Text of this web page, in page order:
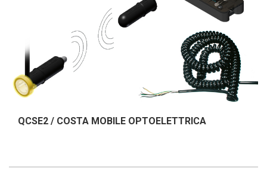
QCSE2 / COSTA MOBILE OPTOELETTRICA